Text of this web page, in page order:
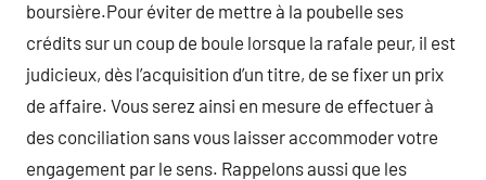
boursière.Pour éviter de mettre à la poubelle ses
crédits sur un coup de boule lorsque la rafale peur, il est
judicieux, dès l’acquisition d’un titre, de se fixer un prix
de affaire. Vous serez ainsi en mesure de effectuer à
des conciliation sans vous laisser accommoder votre
engagement par le sens. Rappelons aussi que les